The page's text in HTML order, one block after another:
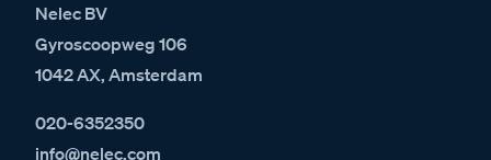
Nelec BV
Gyroscoopweg 106
1042 AX, Amsterdam
020-6352350
info@nelec.com